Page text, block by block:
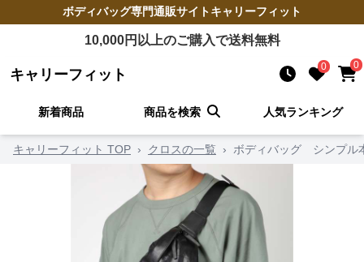
ボディバッグ専門通販サイトキャリーフィット
10,000円以上のご購入で送料無料
キャリーフィット 0 0
新着商品 商品を検索 人気ランキング
キャリーフィット TOP › クロスの一覧 › ボディバッグ シンプル